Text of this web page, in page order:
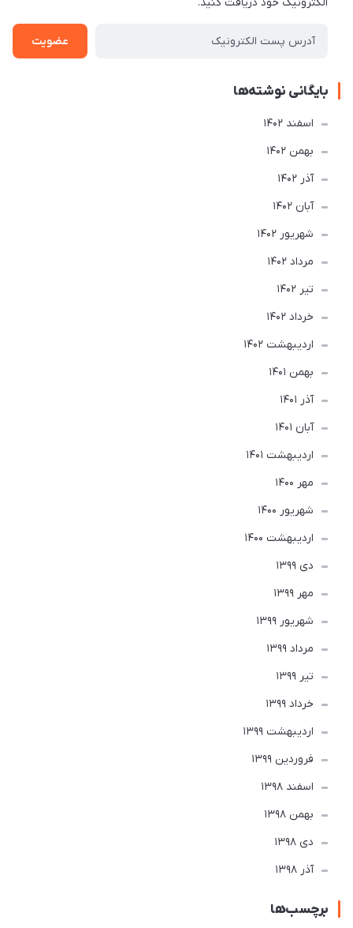
عضویت
بایگانی نوشته‌ها
اسفند 1402
بهمن 1402
آذر 1402
آبان 1402
شهریور 1402
مرداد 1402
تير 1402
خرداد 1402
ارديبهشت 1402
بهمن 1401
آذر 1401
آبان 1401
ارديبهشت 1401
مهر 1400
شهریور 1400
ارديبهشت 1400
دی 1399
مهر 1399
شهریور 1399
مرداد 1399
تير 1399
خرداد 1399
ارديبهشت 1399
فروردین 1399
اسفند 1398
بهمن 1398
دی 1398
آذر 1398
برچسب‌ها